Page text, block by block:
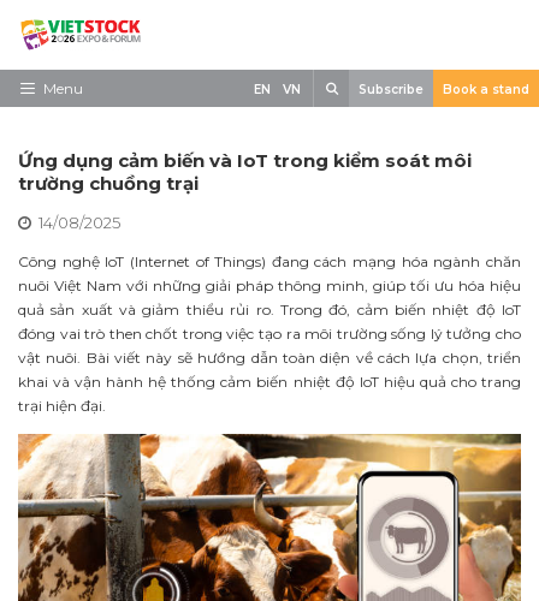
Skip
contentMenu
Về triển lãm
Trưng Bày
Tham Quan
Tin tức
Liên Hệ
EN VN Subscribe Book a stand
Ứng dụng cảm biến và IoT trong kiểm soát môi
trường chuồng trại
14/08/2025
Công nghệ IoT (Internet of Things) đang cách mạng hóa ngành chăn
nuôi Việt Nam với những giải pháp thông minh, giúp tối ưu hóa hiệu
quả sản xuất và giảm thiểu rủi ro. Trong đó, cảm biến nhiệt độ IoT
đóng vai trò then chốt trong việc tạo ra môi trường sống lý tưởng cho
vật nuôi. Bài viết này sẽ hướng dẫn toàn diện về cách lựa chọn, triển
khai và vận hành hệ thống cảm biến nhiệt độ IoT hiệu quả cho trang
trại hiện đại.